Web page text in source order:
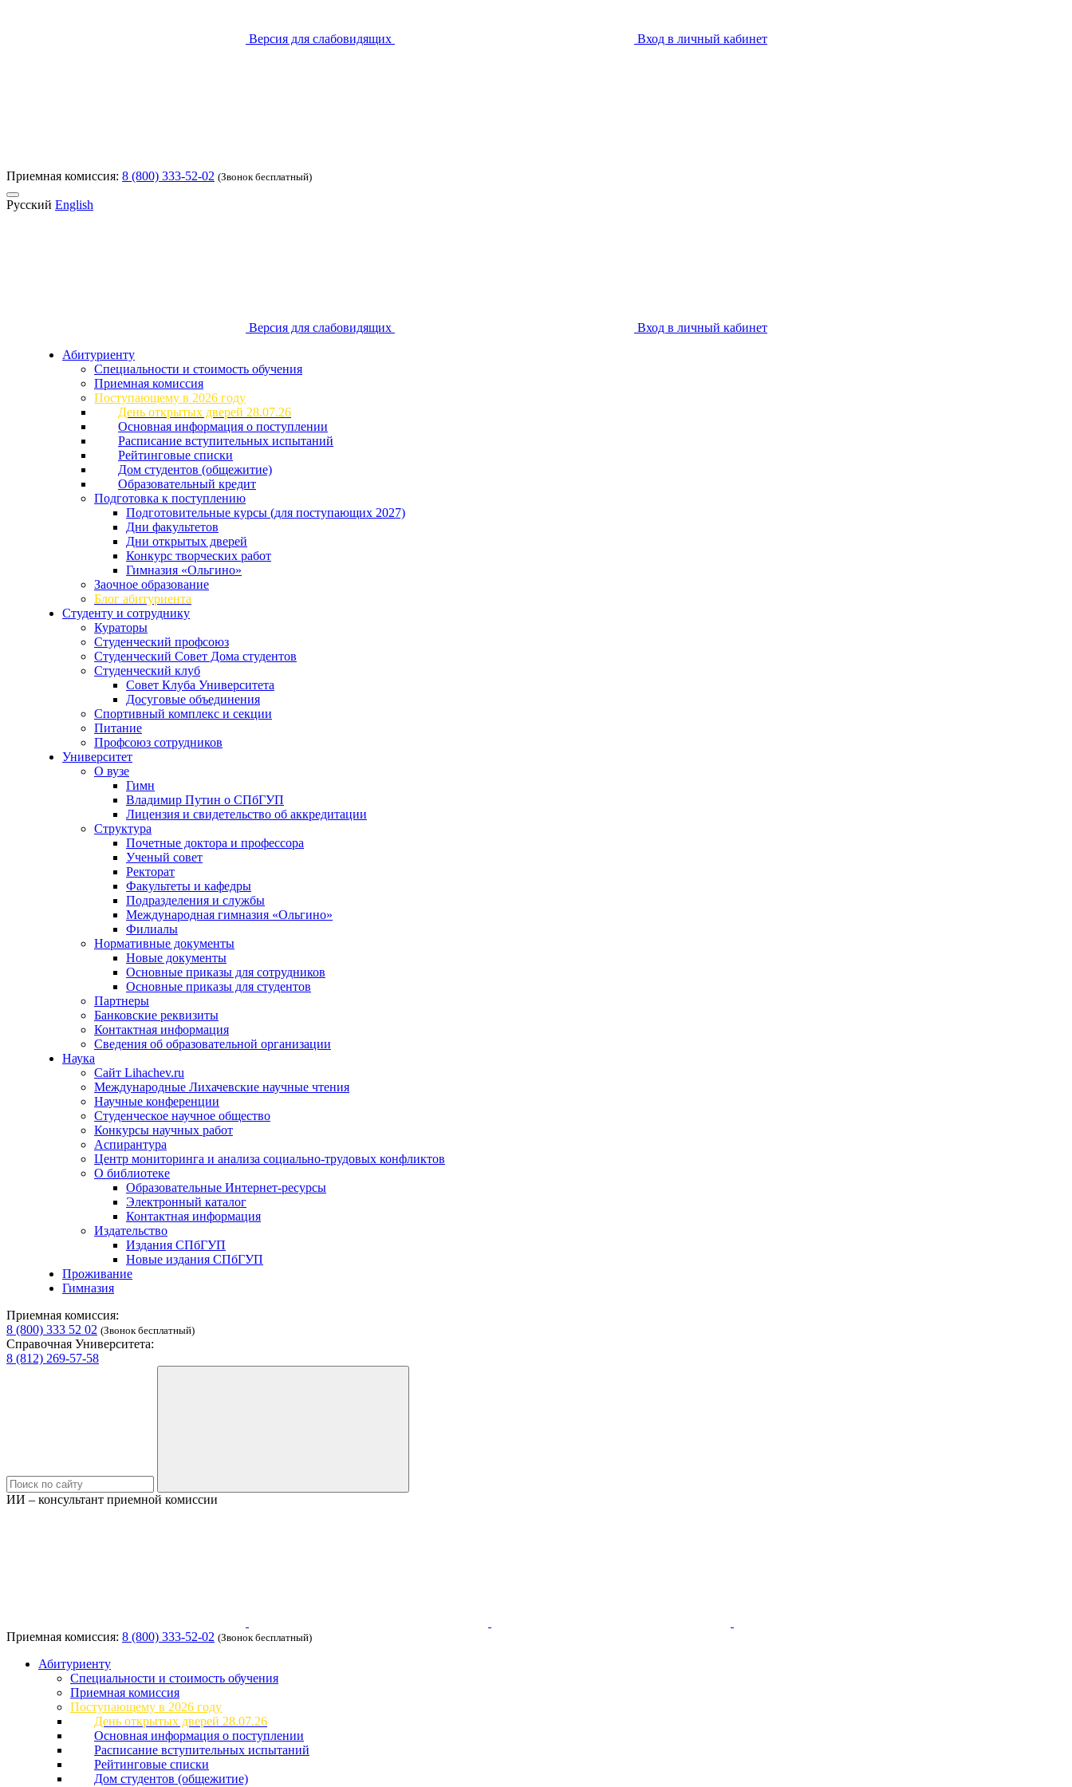
Версия для слабовидящих Вход в личный кабинет
Приемная комиссия: 8 (800) 333-52-02 (Звонок бесплатный)
Русский English
Версия для слабовидящих
Вход в личный кабинет
Абитуриенту
Специальности и стоимость обучения
Приемная комиссия
Поступающему в 2026 году
День открытых дверей 28.07.26
Основная информация о поступлении
Расписание вступительных испытаний
Рейтинговые списки
Дом студентов (общежитие)
Образовательный кредит
Подготовка к поступлению
Подготовительные курсы (для поступающих 2027)
Дни факультетов
Дни открытых дверей
Конкурс творческих работ
Гимназия «Ольгино»
Заочное образование
Блог абитуриента
Студенту и сотруднику
Кураторы
Студенческий профсоюз
Студенческий Совет Дома студентов
Студенческий клуб
Совет Клуба Университета
Досуговые объединения
Спортивный комплекс и секции
Питание
Профсоюз сотрудников
Университет
О вузе
Гимн
Владимир Путин о СПбГУП
Лицензия и свидетельство об аккредитации
Структура
Почетные доктора и профессора
Ученый совет
Ректорат
Факультеты и кафедры
Подразделения и службы
Международная гимназия «Ольгино»
Филиалы
Нормативные документы
Новые документы
Основные приказы для сотрудников
Основные приказы для студентов
Партнеры
Банковские реквизиты
Контактная информация
Сведения об образовательной организации
Наука
Сайт Lihachev.ru
Международные Лихачевские научные чтения
Научные конференции
Студенческое научное общество
Конкурсы научных работ
Аспирантура
Центр мониторинга и анализа социально-трудовых конфликтов
О библиотеке
Образовательные Интернет-ресурсы
Электронный каталог
Контактная информация
Издательство
Издания СПбГУП
Новые издания СПбГУП
Проживание
Гимназия
Приемная комиссия:
8 (800) 333 52 02 (Звонок бесплатный)
Справочная Университета:
8 (812) 269-57-58
ИИ – консультант приемной комиссии
Приемная комиссия: 8 (800) 333-52-02 (Звонок бесплатный)
Абитуриенту
Специальности и стоимость обучения
Приемная комиссия
Поступающему в 2026 году
День открытых дверей 28.07.26
Основная информация о поступлении
Расписание вступительных испытаний
Рейтинговые списки
Дом студентов (общежитие)